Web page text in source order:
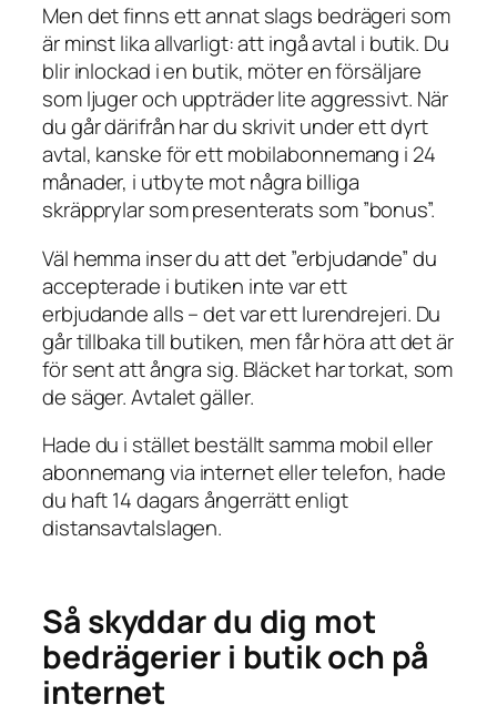
Men det finns ett annat slags bedrägeri som
är minst lika allvarligt: att ingå avtal i butik. Du
blir inlockad i en butik, möter en försäljare
som ljuger och uppträder lite aggressivt. När
du går därifrån har du skrivit under ett dyrt
avtal, kanske för ett mobilabonnemang i 24
månader, i utbyte mot några billiga
skräpprylar som presenterats som ”bonus”.
Väl hemma inser du att det ”erbjudande” du
accepterade i butiken inte var ett
erbjudande alls – det var ett lurendrejeri. Du
går tillbaka till butiken, men får höra att det är
för sent att ångra sig. Bläcket har torkat, som
de säger. Avtalet gäller.
Hade du i stället beställt samma mobil eller
abonnemang via internet eller telefon, hade
du haft 14 dagars ångerrätt enligt
distansavtalslagen.
Så skyddar du dig mot
bedrägerier i butik och på
internet